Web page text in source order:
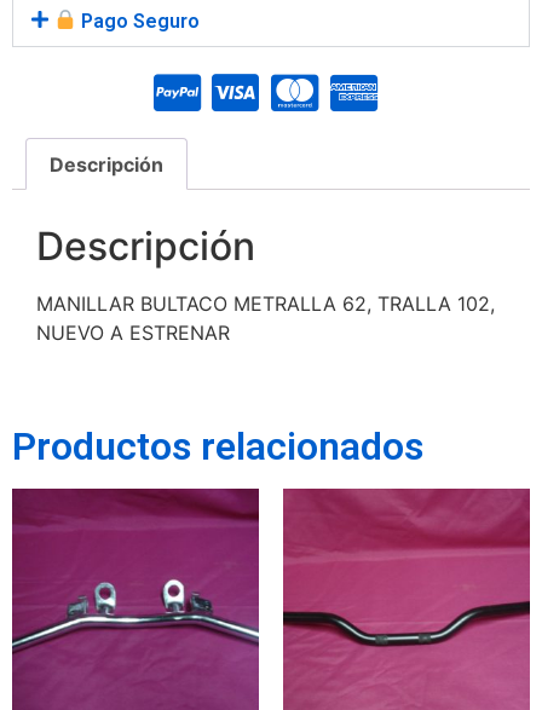
Pago Seguro
Descripción
Descripción
MANILLAR BULTACO METRALLA 62, TRALLA 102,
NUEVO A ESTRENAR
Productos relacionados